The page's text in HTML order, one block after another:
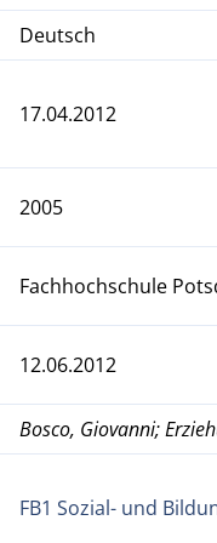
Deutsch
17.04.2012
2005
Fachhochschule
12.06.2012
Bosco, Giovanni;
FB1 Sozial- und